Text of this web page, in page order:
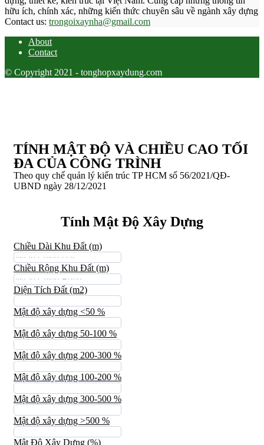
hữu ích, chính xác, những kiến thức chuyên sâu về ngành xây dựng
Contact us: trongoixaynha@gmail.com
About
Contact
© Copyright 2021 - tonghopxaydung.com
TÍNH MẬT ĐỘ VÀ CHIỀU CAO TỐI
ĐA CỦA CÔNG TRÌNH
Theo quy chế quản lý kiến trúc TP HCM số 56/2021/QĐ-
UBND ngày 28/12/2021
Tính Mật Độ Xây Dựng
Chiều Dài Khu Đất (m)
Chiều Rộng Khu Đất (m)
Diện Tích Đất (m2)
Mật độ xây dựng <50 %
Mật độ xây dựng 50-100 %
Mật độ xây dựng 200-300 %
Mật độ xây dựng 100-200 %
Mật độ xây dựng 300-500 %
Mật độ xây dựng >500 %
Mật Độ Xây Dựng (%)